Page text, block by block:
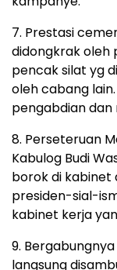
7. Prestasi
didongkrak oleh
pencak silat yg
oleh cabang
pengabdian dan
8. Perseteruan
Kabulog Budi
borok di kabinet
presiden-sial-
kabinet kerja
9.
langsung